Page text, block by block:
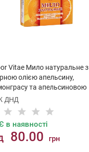
Vitae Мило натуральне з
олією апельсину,
та апельсиновою
75 г 1 шт
ДНД
в наявності
80.00 грн